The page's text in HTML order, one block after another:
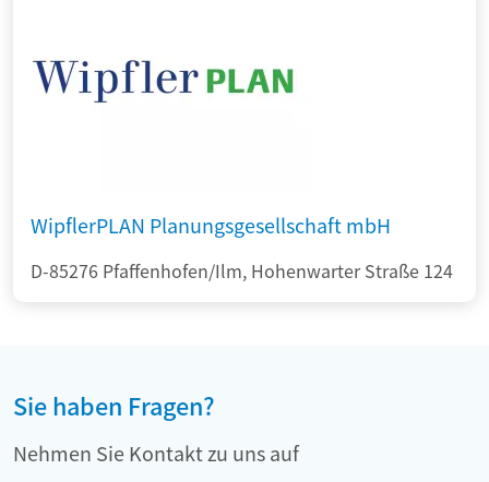
WipflerPLAN Planungsgesellschaft mbH
D-85276 Pfaffenhofen/Ilm, Hohenwarter Straße 124
Sie haben Fragen?
Nehmen Sie Kontakt zu uns auf